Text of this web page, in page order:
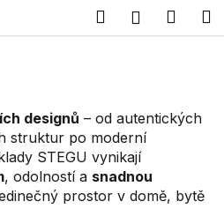
HledatPřihlášení
designů – od autentických
struktur po moderní
STEGU vynikají
, odolností a snadnou
prostor v domě, bytě